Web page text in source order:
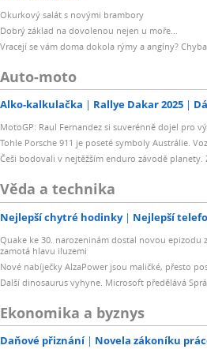
Okurkový salát s novými brambory
Dobrý základ na dovolenou nejen u moře...
Vracejí se vám doma dokola rýmy a angíny?
Auto-moto
Alko-kalkulačka Rallye Dakar 2025
MotoGP: Raul Fernandez si suverénně dojel pro
Tohle Porsche 911 je poseté symboly Austrálie.
Češi bodovali v nejtěžším enduro závodě planety.
Věda a technika
Nejlepší chytré hodinky Nejlepší
Quake ke 30. narozeninám dostal novou epizodu
zamotá hlavu iluzemi
Nové nabíječky AlzaPower jsou maličké, přesto
Další dinosaurus vyhyne. Microsoft předělává
Ekonomika a byznys
Daňové přiznání Novela zákoníku